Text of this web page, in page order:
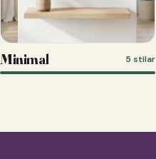
Minimal 5 stilar